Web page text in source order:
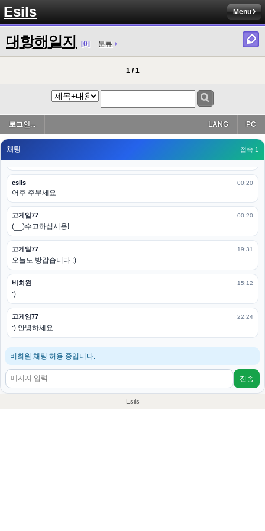
Esils Menu
대항해일지 [0] 분류
1 / 1
로그인... PC
LANG
채팅 접속 1
고게임77 00:19
esils 00:19
다 펼쳐두면 너무길어서 ..
esils 00:19
모바일로 보는데도 좀 불편하더라구요
고게임77 00:19
아 ㅋㅋ 내일도 심심하면 들리겠습니다. 벌써 12시가 넘었었네요
esils 00:20
어후 주무세요
고게임77 00:20
(__)수고하십시용!
고게임77 19:31
오늘도 방갑습니다 :)
비회원 15:12
:)
고게임77 22:24
:) 안녕하세요
비회원 채팅 허용 중입니다.
전송
Esils